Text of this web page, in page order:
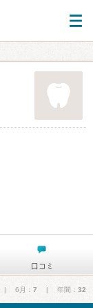
口コミ
6月： 7 | 年間： 32